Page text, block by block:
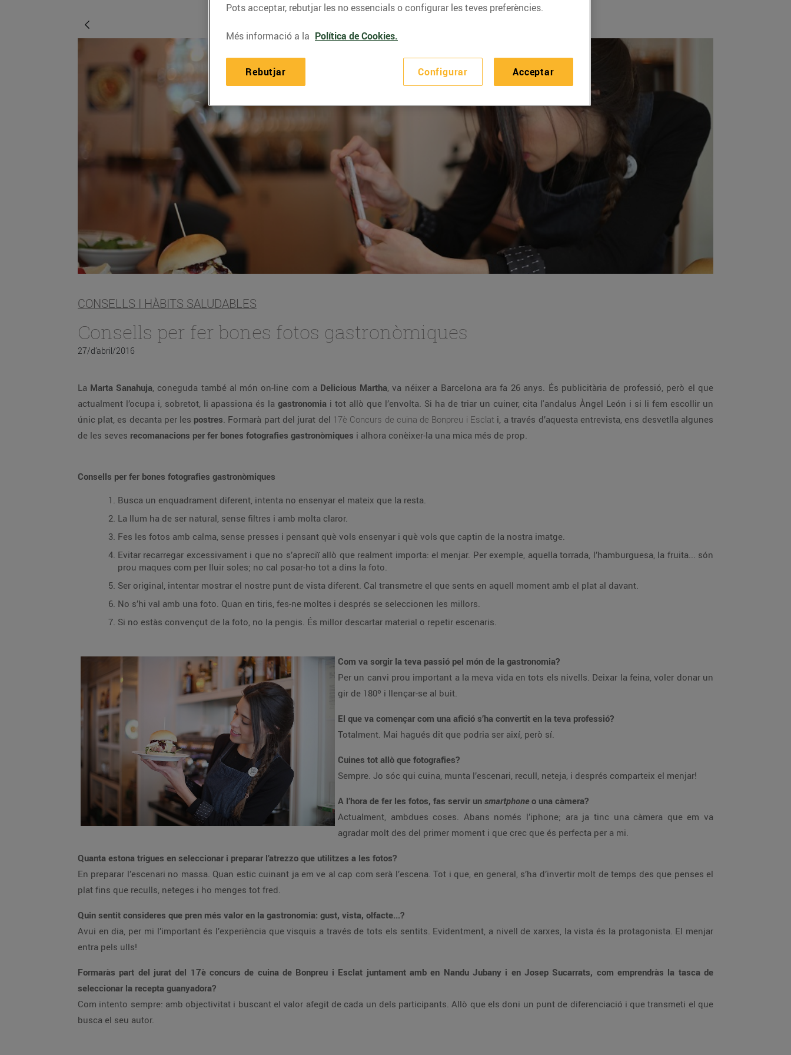
CONSELLS I HÀBITS SALUDABLES
Consells per fer bones fotos gastronòmiques
27/d’abril/2016
La Marta Sanahuja, coneguda també al món on-line com a Delicious Martha, va néixer a Barcelona ara fa 26 anys. És publicitària de professió, però el que
actualment l’ocupa i, sobretot, li apassiona és la gastronomia i tot allò que l’envolta. Si ha de triar un cuiner, cita l'andalus Àngel León i si li fem escollir un
únic plat, es decanta per les postres. Formarà part del jurat del 17è Concurs de cuina de Bonpreu i Esclat i, a través d’aquesta entrevista, ens desvetlla algunes
de les seves recomanacions per fer bones fotografies gastronòmiques i alhora conèixer-la una mica més de prop.
Consells per fer bones fotografies gastronòmiques
Busca un enquadrament diferent, intenta no ensenyar el mateix que la resta.
La llum ha de ser natural, sense filtres i amb molta claror.
Fes les fotos amb calma, sense presses i pensant què vols ensenyar i què vols que captin de la nostra imatge.
Evitar recarregar excessivament i que no s’apreciï allò que realment importa: el menjar. Per exemple, aquella torrada, l’hamburguesa, la fruita... són
prou maques com per lluir soles; no cal posar-ho tot a dins la foto.
Ser original, intentar mostrar el nostre punt de vista diferent. Cal transmetre el que sents en aquell moment amb el plat al davant.
No s’hi val amb una foto. Quan en tiris, fes-ne moltes i després se seleccionen les millors.
Si no estàs convençut de la foto, no la pengis. És millor descartar material o repetir escenaris.
Com va sorgir la teva passió pel món de la gastronomia?
Per un canvi prou important a la meva vida en tots els nivells. Deixar la feina, voler donar un
gir de 180º i llençar-se al buit.
El que va començar com una afició s’ha convertit en la teva professió?
Totalment. Mai hagués dit que podria ser així, però sí.
Cuines tot allò que fotografies?
Sempre. Jo sóc qui cuina, munta l’escenari, recull, neteja, i després comparteix el menjar!
A l’hora de fer les fotos, fas servir un smartphone o una càmera?
Actualment, ambdues coses. Abans només l’iphone; ara ja tinc una càmera que em va
agradar molt des del primer moment i que crec que és perfecta per a mi.
Quanta estona trigues en seleccionar i preparar l’atrezzo que utilitzes a les fotos?
En preparar l’escenari no massa. Quan estic cuinant ja em ve al cap com serà l’escena. Tot i que, en general, s’ha d’invertir molt de temps des que penses el
plat fins que reculls, neteges i ho menges tot fred.
Quin sentit consideres que pren més valor en la gastronomia: gust, vista, olfacte...?
Avui en dia, per mi l’important és l’experiència que visquis a través de tots els sentits. Evidentment, a nivell de xarxes, la vista és la protagonista. El menjar
entra pels ulls!
Formaràs part del jurat del 17è concurs de cuina de Bonpreu i Esclat juntament amb en Nandu Jubany i en Josep Sucarrats, com emprendràs la tasca de
seleccionar la recepta guanyadora?
Com intento sempre: amb objectivitat i buscant el valor afegit de cada un dels participants. Allò que els doni un punt de diferenciació i que transmeti el que
busca el seu autor.
Pots acceptar, rebutjar les no essencials o configurar les teves preferències.
Més informació a la Política de Cookies.
Configurar
Rebutjar Acceptar